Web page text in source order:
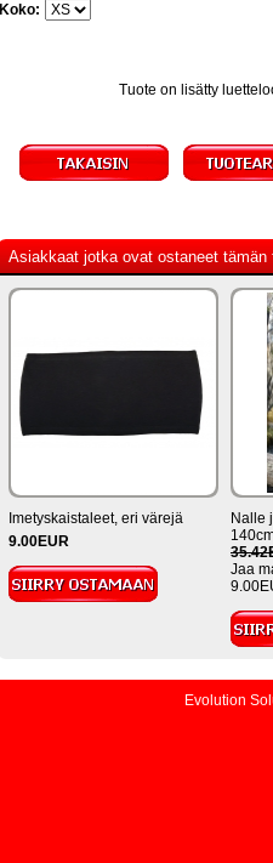
Koko:
Tuote on lisätty
Asiakkaat jotka ovat ostaneet
Imetyskaistaleet, eri värejä
9.00EUR
Nalle
Jaa
Evolution